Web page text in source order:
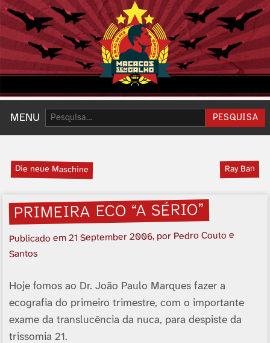
MENU Pesquisar: PESQUISA
Die neue Maschine Ray Ban
PRIMEIRA ECO “A SÉRIO”
Publicado em 21 September 2006, por Pedro Couto e
Santos
Hoje fomos ao Dr. João Paulo Marques fazer a
ecografia do primeiro trimestre, com o importante
exame da translucência da nuca, para despiste da
trissomia 21.